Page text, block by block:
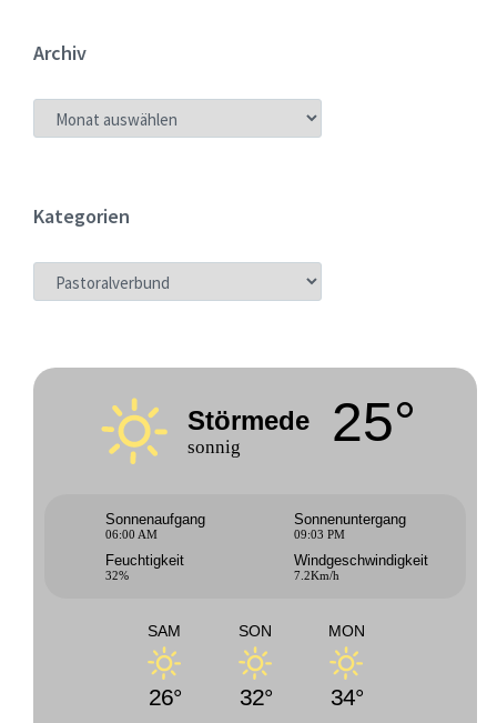
Archiv
ARCHIV
Kategorien
KATEGORIEN
Störmede
sonnig 25°
Sonnenaufgang
06:00 AM
Sonnenuntergang
09:03 PM
Feuchtigkeit
32%
Windgeschwindigkeit
7.2Km/h
SAM
26°
SON
32°
MON
34°